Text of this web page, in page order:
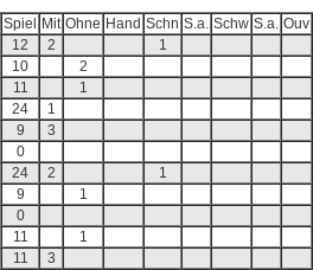
Spiel Mit Ohne Hand Schn S.a. Schw S.a. Ouv
12 2
1
10
2
11
1
24
1
9
3
0
24 2
1
9
1
0
11
1
11
3